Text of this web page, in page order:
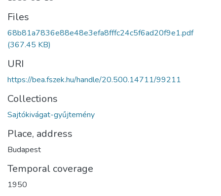
Files
68b81a7836e88e48e3efa8fffc24c5f6ad20f9e1.pdf
(367.45 KB)
URI
https://bea.fszek.hu/handle/20.500.14711/99211
Collections
Sajtókivágat-gyűjtemény
Place, address
Budapest
Temporal coverage
1950